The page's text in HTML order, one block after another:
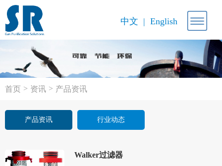
中文 English
首页 > 资讯 > 产品资讯
产品资讯 行业动态
Walker过滤器